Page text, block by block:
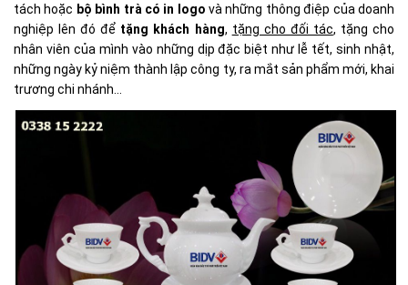
tách hoặc bộ bình trà có in logo và những thông điệp của doanh
nghiệp lên đó để tặng khách hàng, tặng cho đối tác, tặng cho
nhân viên của mình vào những dịp đặc biệt như lễ tết, sinh nhật,
những ngày kỷ niệm thành lập công ty, ra mắt sản phẩm mới, khai
trương chi nhánh...